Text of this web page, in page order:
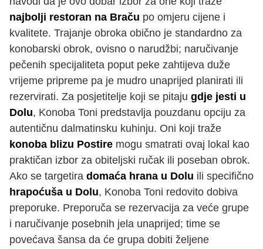
najbolji restoran na Braču po omjeru cijene i
kvalitete. Trajanje obroka obično je standardno za
konobarski obrok, ovisno o narudžbi; naručivanje
pečenih specijaliteta poput peke zahtijeva duže
vrijeme pripreme pa je mudro unaprijed planirati ili
rezervirati. Za posjetitelje koji se pitaju gdje jesti u
Dolu, Konoba Toni predstavlja pouzdanu opciju za
autentičnu dalmatinsku kuhinju. Oni koji traže
konoba blizu Postire mogu smatrati ovaj lokal kao
praktičan izbor za obiteljski ručak ili poseban obrok.
Ako se targetira domaća hrana u Dolu ili specifično
hrapoćuša u Dolu, Konoba Toni redovito dobiva
preporuke. Preporuča se rezervacija za veće grupe
i naručivanje posebnih jela unaprijed; time se
povećava šansa da će grupa dobiti željene